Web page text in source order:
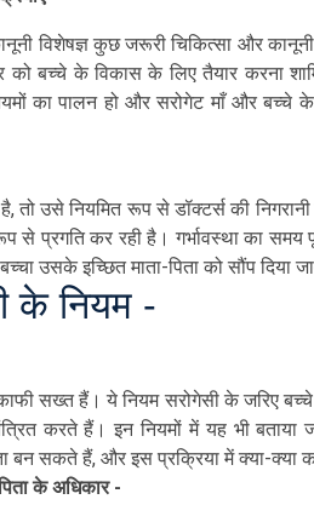
विशेषज्ञ कुछ जरूरी चिकित्सा और
को बच्चे के विकास के लिए तैयार करना
का पालन हो और सरोगेट माँ और बच्चे के
तो उसे नियमित रूप से डॉक्टर्स की
से प्रगति कर रही है। गर्भावस्था का समय
उसके इच्छित माता-पिता को सौंप दिया
के नियम -
सख्त हैं। ये नियम सरोगेसी के जरिए
करते हैं। इन नियमों में यह भी बताया
बन सकते हैं, और इस प्रक्रिया में क्या-क्या
के अधिकार -